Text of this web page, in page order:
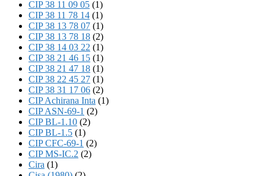
CIP 38 11 09 05 (1)
CIP 38 11 78 14 (1)
CIP 38 13 78 07 (1)
CIP 38 13 78 18 (2)
CIP 38 14 03 22 (1)
CIP 38 21 46 15 (1)
CIP 38 21 47 18 (1)
CIP 38 22 45 27 (1)
CIP 38 31 17 06 (2)
CIP Achirana Inta (1)
CIP ASN-69-1 (2)
CIP BL-1.10 (2)
CIP BL-1.5 (1)
CIP CFC-69-1 (2)
CIP MS-IC.2 (2)
Cira (1)